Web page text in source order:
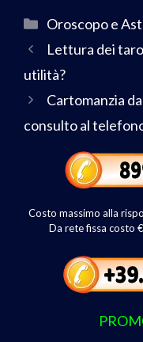
e
b
o
o
k
itt
er
ai
l
Oroscopo e
Lettura dei
utilità?
Cartomanzia
consulto al
Costo massimo alla
Da rete fissa costo